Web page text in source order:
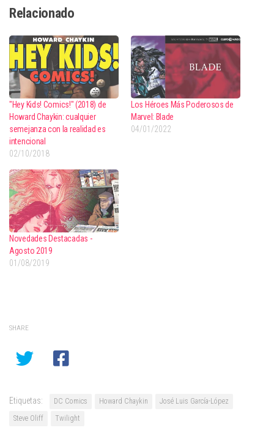
Relacionado
"Hey Kids! Comics!" (2018) de
Howard Chaykin: cualquier
semejanza con la realidad es
intencional
02/10/2018
Los Héroes Más Poderosos de
Marvel: Blade
04/01/2022
Novedades Destacadas -
Agosto 2019
01/08/2019
SHARE
Etiquetas: DC Comics Howard Chaykin
José Luis García-López
Steve Oliff
Twilight